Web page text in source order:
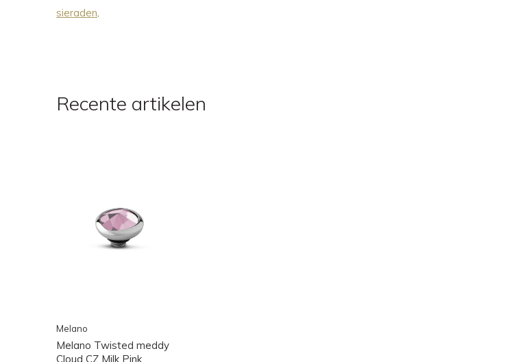
sieraden.
Recente artikelen
Melano
Melano Twisted meddy
Cloud CZ Milk Pink